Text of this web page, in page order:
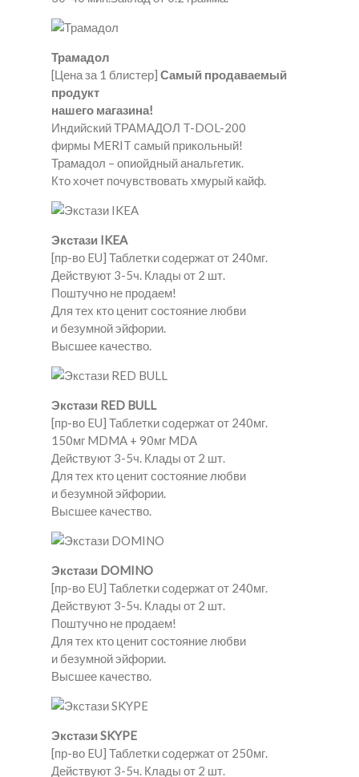
Трамадол
[Цена за 1 блистер] Самый продаваемый
продукт
нашего магазина!
Индийский ТРАМАДОЛ T-DOL-200
фирмы MERIT самый прикольный!
Трамадол – опиойдный анальгетик.
Кто хочет почувствовать хмурый кайф.
Экстази IKEA
[пр-во EU] Таблетки содержат от 240мг.
Действуют 3-5ч. Клады от 2 шт.
Поштучно не продаем!
Для тех кто ценит состояние любви
и безумной эйфории.
Высшее качество.
Экстази RED BULL
[пр-во EU] Таблетки содержат от 240мг.
150мг MDMA + 90мг MDA
Действуют 3-5ч. Клады от 2 шт.
Для тех кто ценит состояние любви
и безумной эйфории.
Высшее качество.
Экстази DOMINO
[пр-во EU] Таблетки содержат от 240мг.
Действуют 3-5ч. Клады от 2 шт.
Поштучно не продаем!
Для тех кто ценит состояние любви
и безумной эйфории.
Высшее качество.
Экстази SKYPE
[пр-во EU] Таблетки содержат от 250мг.
Действуют 3-5ч. Клады от 2 шт.